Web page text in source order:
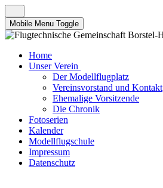
Mobile Menu Toggle
Home
Unser Verein
Der Modellflugplatz
Vereinsvorstand und Kontakt
Ehemalige Vorsitzende
Die Chronik
Fotoserien
Kalender
Modellflugschule
Impressum
Datenschutz